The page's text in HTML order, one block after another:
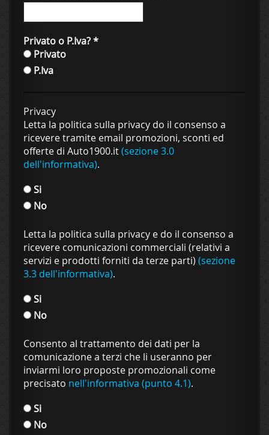
Privato o P.Iva?*
Privato
P.Iva
Privacy
Letta la politica sulla privacy do il consenso a
ricevere tramite email promozioni, sconti ed
offerte di Auto1900.it(sezione 3.0
dell'informativa).
Si
No
Letta la politica sulla privacy e do il consenso a
ricevere comunicazioni commerciali (relativi a
servizi e prodotti forniti da terze parti) (sezione
3.3 dell'informativa).
Si
No
Consento al trattamento dei dati per la
comunicazione a terzi che li useranno per
inviarmi loro proposte promozionali come
precisato nell'informativa (punto 4.1).
Si
No